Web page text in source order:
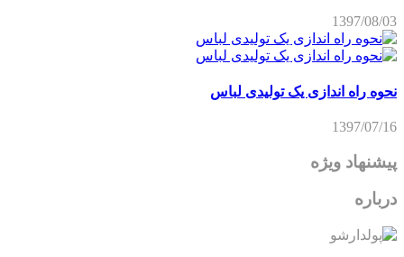
1397/08/03
نحوه راه اندازی یک تولیدی لباس
1397/07/16
پیشنهاد ویژه
درباره